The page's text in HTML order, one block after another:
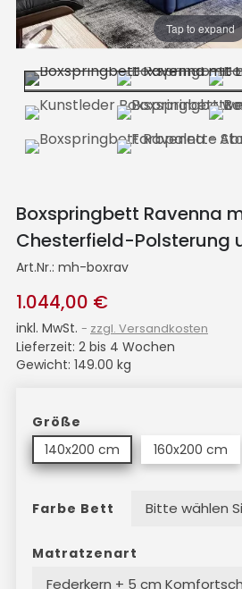
Tap to expand
Boxspringbett Ravenna
Chesterfield-Polsterung
Art.Nr.: mh-boxrav
1.044,00 €
inkl. MwSt. zzgl. Versandkosten
Lieferzeit: 2 bis 4 Wochen
Gewicht: 149.00 kg
Größe
140x200 cm
160x200 cm
Farbe Bett
Matratzenart